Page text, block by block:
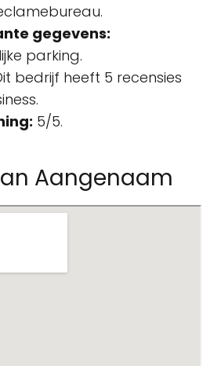
gegevens:
parking.
bedrijf heeft 5 recensies
5/5.
Aangenaam